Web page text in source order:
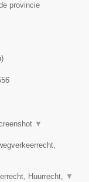
provincie
)
▼
Huurrecht, ▼